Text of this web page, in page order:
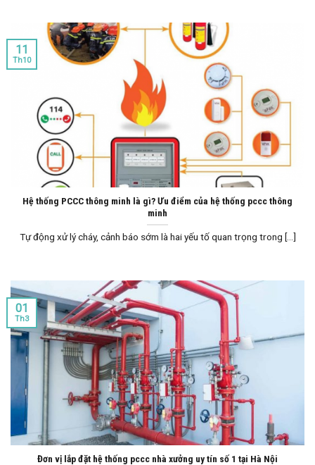
Hệ thống PCCC thông minh là gì? Ưu điểm của hệ thống pccc thông
minh
Tự động xử lý cháy, cảnh báo sớm là hai yếu tố quan trọng trong [...]
11
Th10
Đơn vị lắp đặt hệ thống pccc nhà xưởng uy tín số 1 tại Hà Nội
01
Th3